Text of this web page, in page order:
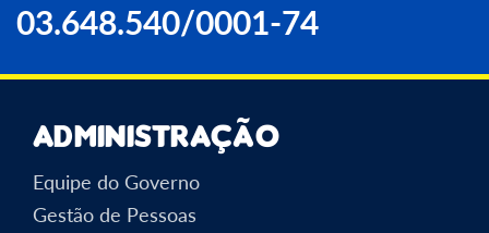
03.648.540/0001-74
Administração
Equipe do Governo
Gestão de Pessoas